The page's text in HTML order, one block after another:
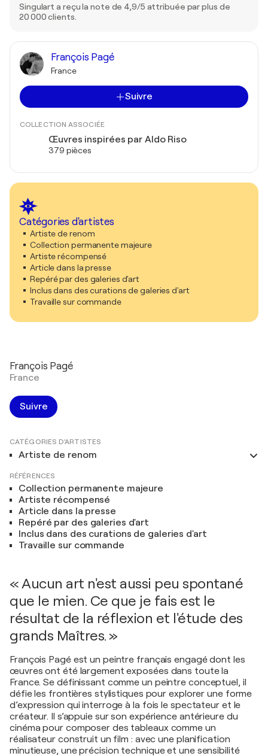
Singulart a reçu la note de 4,9/5 attribuée par plus de
20 000 clients.
François Pagé
France
Suivre
COLLECTION ASSOCIÉE
Œuvres inspirées par Aldo Riso
379 pièces
Catégories d'artistes
Artiste de renom
Collection permanente majeure
Artiste récompensé
Article dans la presse
Repéré par des galeries d'art
Inclus dans des curations de galeries d'art
Travaille sur commande
François Pagé
France
Suivre
CATÉGORIES D'ARTISTES
Artiste de renom
RÉFÉRENCES
Collection permanente majeure
Artiste récompensé
Article dans la presse
Repéré par des galeries d'art
Inclus dans des curations de galeries d'art
Travaille sur commande
« Aucun art n'est aussi peu spontané
que le mien. Ce que je fais est le
résultat de la réflexion et l'étude des
grands Maîtres. »
François Pagé est un peintre français engagé dont les
œuvres ont été largement exposées dans toute la
France. Se définissant comme un peintre conceptuel, il
défie les frontières stylistiques pour explorer une forme
d’expression qui interroge à la fois le spectateur et le
créateur. Il s’appuie sur son expérience antérieure du
cinéma pour composer des tableaux comme un
réalisateur construit un film : avec une planification
minutieuse, une précision technique et une sensibilité